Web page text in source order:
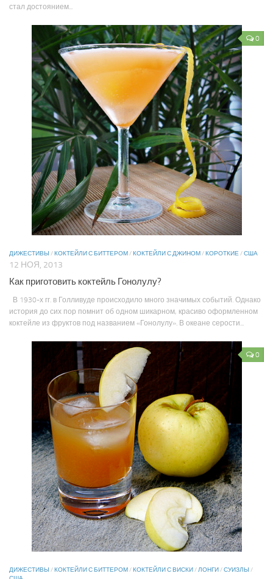
стал достоянием...
0
ДИЖЕСТИВЫ /КОКТЕЙЛИ С БИТТЕРОМ/КОКТЕЙЛИ С ДЖИНОМ/КОРОТКИЕ/США
12 НОЯ, 2013
Как приготовить коктейль Гонолулу?
В 1930-х гг. в Голливуде происходило много значимых событий. Однако
история до сих пор помнит об одном шикарном, красиво оформленном
коктейле из фруктов под названием «Гонолулу». В океане серости...
0
ДИЖЕСТИВЫ /КОКТЕЙЛИ С БИТТЕРОМ/КОКТЕЙЛИ С ВИСКИ/ЛОНГИ/СУИЗЛЫ /